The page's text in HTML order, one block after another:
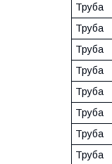
Труба
Труба
Труба
Труба
Труба
Труба
Труба
Труба